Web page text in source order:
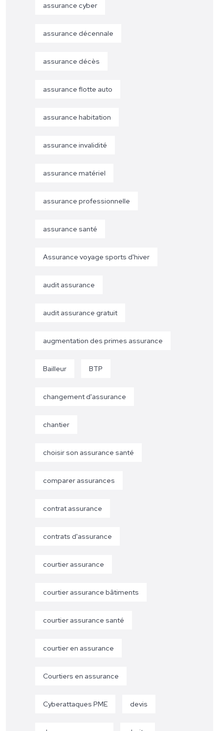
assurance cyber
assurance décennale
assurance décès
assurance flotte auto
assurance habitation
assurance invalidité
assurance matériel
assurance professionnelle
assurance santé
Assurance voyage sports d'hiver
audit assurance
audit assurance gratuit
augmentation des primes assurance
Bailleur BTP
changement d'assurance
chantier
choisir son assurance santé
comparer assurances
contrat assurance
contrats d'assurance
courtier assurance
courtier assurance bâtiments
courtier assurance santé
courtier en assurance
Courtiers en assurance
Cyberattaques PME devis